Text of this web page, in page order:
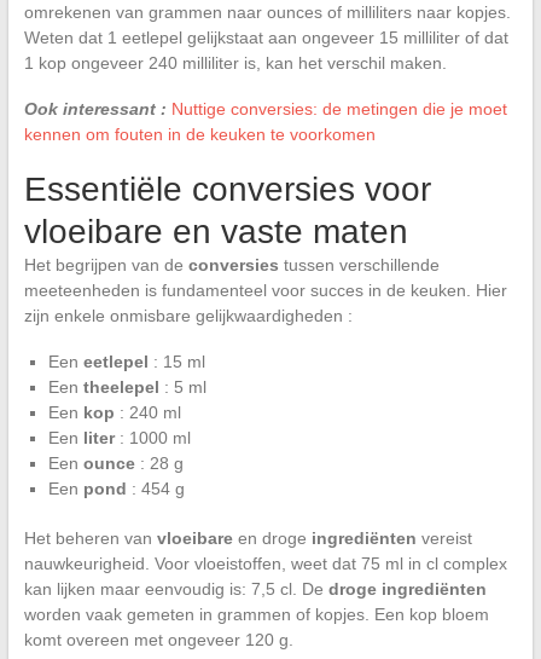
omrekenen van grammen naar ounces of milliliters naar kopjes.
Weten dat 1 eetlepel gelijkstaat aan ongeveer 15 milliliter of dat
1 kop ongeveer 240 milliliter is, kan het verschil maken.
Ook interessant : Nuttige conversies: de metingen die je moet
kennen om fouten in de keuken te voorkomen
Essentiële conversies voor
vloeibare en vaste maten
Het begrijpen van de conversies tussen verschillende
meeteenheden is fundamenteel voor succes in de keuken. Hier
zijn enkele onmisbare gelijkwaardigheden :
Een eetlepel : 15 ml
Een theelepel : 5 ml
Een kop : 240 ml
Een liter: 1000 ml
Een ounce: 28 g
Een pond : 454 g
Het beheren van vloeibareen droge ingrediënten vereist
nauwkeurigheid. Voor vloeistoffen, weet dat 75 ml in cl complex
kan lijken maar eenvoudig is: 7,5 cl. De droge ingrediënten
worden vaak gemeten in grammen of kopjes. Een kop bloem
komt overeen met ongeveer 120 g.